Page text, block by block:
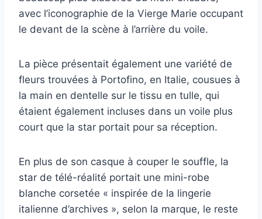
avec l’iconographie de la Vierge Marie occupant
le devant de la scène à l’arrière du voile.
La pièce présentait également une variété de
fleurs trouvées à Portofino, en Italie, cousues à
la main en dentelle sur le tissu en tulle, qui
étaient également incluses dans un voile plus
court que la star portait pour sa réception.
En plus de son casque à couper le souffle, la
star de télé-réalité portait une mini-robe
blanche corsetée « inspirée de la lingerie
italienne d’archives », selon la marque, le reste